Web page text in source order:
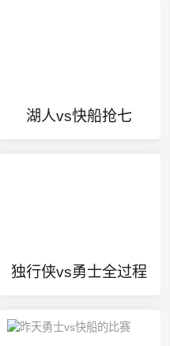
湖人vs快船抢七
独行侠vs勇士全过程